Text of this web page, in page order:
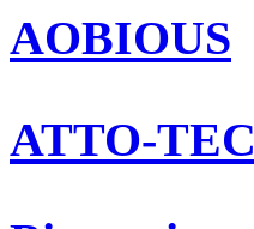
AOBIOUS
ATTO-TEC